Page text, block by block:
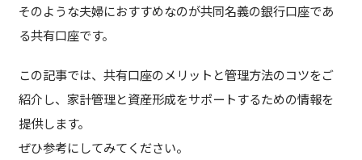
そのような夫婦におすすめなのが共同名義の銀行口座であ
る共有口座です。
この記事では、共有口座のメリットと管理方法のコツをご
紹介し、家計管理と資産形成をサポートするための情報を
提供します。
ぜひ参考にしてみてください。